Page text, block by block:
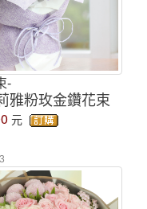
-
雅粉玫金鑽花束
元